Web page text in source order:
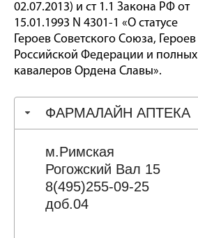
02.07.2013) и ст 1.1 Закона РФ от
15.01.1993 N 4301-1 «О статусе
Героев Советского Союза, Героев
Российской Федерации и полных
кавалеров Ордена Славы».
ФАРМАЛАЙН АПТЕКА
м.Римская
Рогожский Вал 15
8(495)255-09-25
доб.04